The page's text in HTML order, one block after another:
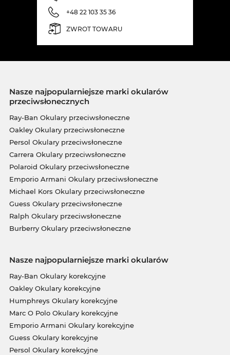
+48 22 103 35 36
ZWROT TOWARU
Nasze najpopularniejsze marki okularów
przeciwsłonecznych
Ray-Ban Okulary przeciwsłoneczne
Oakley Okulary przeciwsłoneczne
Persol Okulary przeciwsłoneczne
Carrera Okulary przeciwsłoneczne
Polaroid Okulary przeciwsłoneczne
Emporio Armani Okulary przeciwsłoneczne
Michael Kors Okulary przeciwsłoneczne
Guess Okulary przeciwsłoneczne
Ralph Okulary przeciwsłoneczne
Burberry Okulary przeciwsłoneczne
Nasze najpopularniejsze marki okularów
Ray-Ban Okulary korekcyjne
Oakley Okulary korekcyjne
Humphreys Okulary korekcyjne
Marc O Polo Okulary korekcyjne
Emporio Armani Okulary korekcyjne
Guess Okulary korekcyjne
Persol Okulary korekcyjne